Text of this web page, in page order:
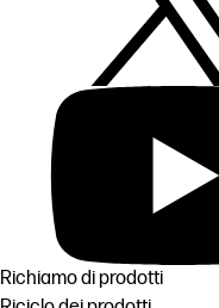
Richiamo di prodotti